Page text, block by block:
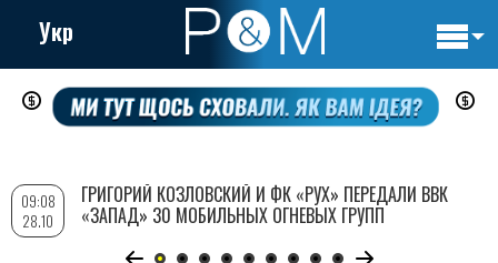
Перейти
содержанию
Укр
09:08
28.10
ГРИГОРИЙ КОЗЛОВСКИЙ И ФК «РУХ» ПЕРЕДАЛИ ВВК
«ЗАПАД» 30 МОБИЛЬНЫХ ОГНЕВЫХ ГРУПП